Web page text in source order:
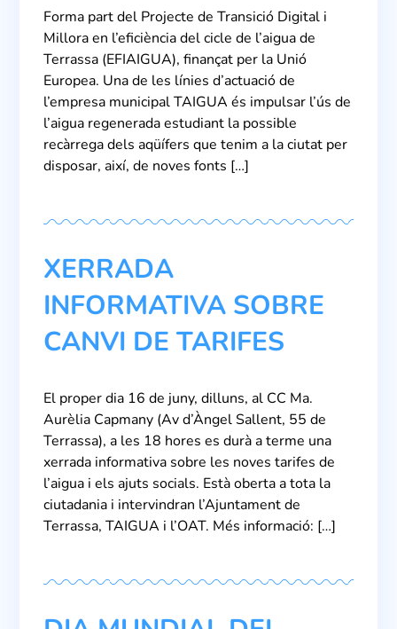
Forma part del Projecte de Transició Digital i
Millora en l’eficiència del cicle de l’aigua de
Terrassa (EFIAIGUA), finançat per la Unió
Europea. Una de les línies d’actuació de
l’empresa municipal TAIGUA és impulsar l’ús de
l’aigua regenerada estudiant la possible
recàrrega dels aqüífers que tenim a la ciutat per
disposar, així, de noves fonts […]
XERRADA
INFORMATIVA SOBRE
CANVI DE TARIFES
El proper dia 16 de juny, dilluns, al CC Ma.
Aurèlia Capmany (Av d’Àngel Sallent, 55 de
Terrassa), a les 18 hores es durà a terme una
xerrada informativa sobre les noves tarifes de
l’aigua i els ajuts socials. Està oberta a tota la
ciutadania i intervindran l’Ajuntament de
Terrassa, TAIGUA i l’OAT. Més informació: […]